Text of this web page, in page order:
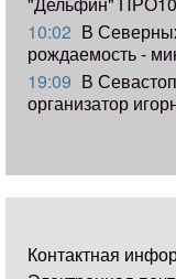
10:02 В
рождаемость -
19:09 В
организатор
Контактная